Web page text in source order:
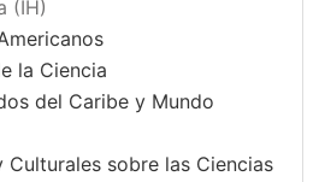
(IH)
la Ciencia
del Caribe y Mundo
Culturales sobre las Ciencias